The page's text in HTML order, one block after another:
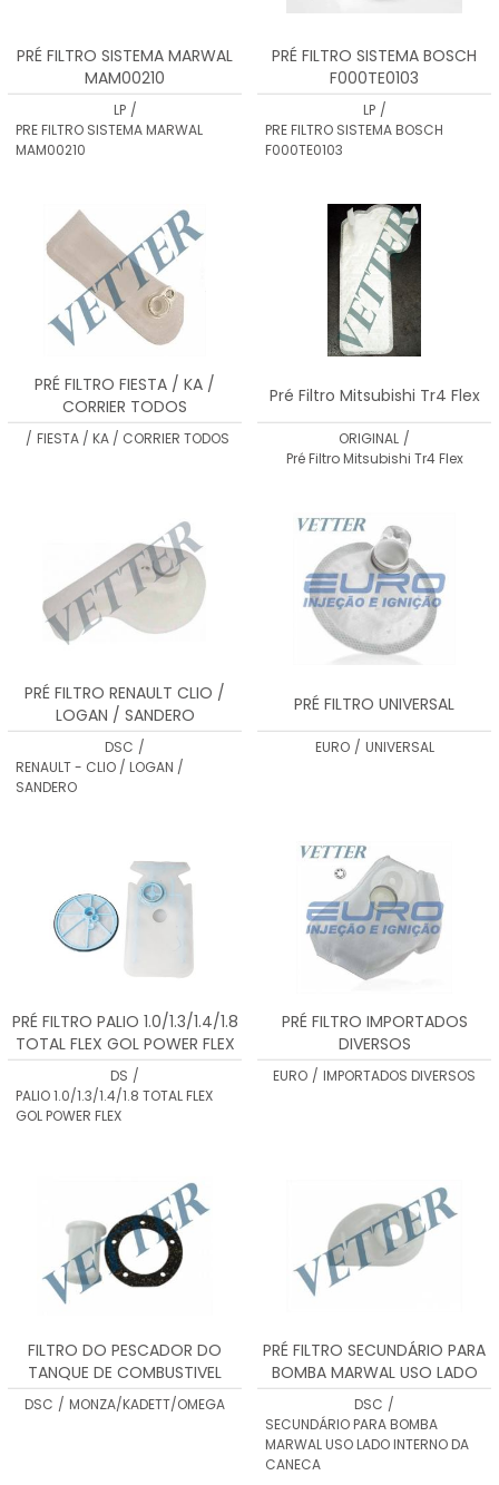
PRÉ FILTRO SISTEMA MARWAL
MAM00210
LP /
PRE FILTRO SISTEMA MARWAL
MAM00210
PRÉ FILTRO SISTEMA BOSCH
F000TE0103
LP /
PRE FILTRO SISTEMA BOSCH
F000TE0103
PRÉ FILTRO FIESTA / KA /
CORRIER TODOS
/ FIESTA / KA / CORRIER TODOS
Pré Filtro Mitsubishi Tr4 Flex
ORIGINAL /
Pré Filtro Mitsubishi Tr4 Flex
PRÉ FILTRO RENAULT CLIO /
LOGAN / SANDERO
DSC /
RENAULT - CLIO / LOGAN /
SANDERO
PRÉ FILTRO UNIVERSAL
EURO / UNIVERSAL
PRÉ FILTRO PALIO 1.0/1.3/1.4/1.8
TOTAL FLEX GOL POWER FLEX
DS /
PALIO 1.0/1.3/1.4/1.8 TOTAL FLEX
GOL POWER FLEX
PRÉ FILTRO IMPORTADOS
DIVERSOS
EURO / IMPORTADOS DIVERSOS
FILTRO DO PESCADOR DO
TANQUE DE COMBUSTIVEL
MONZA/KADETT/OMEGA
DSC / MONZA/KADETT/OMEGA
PRÉ FILTRO SECUNDÁRIO PARA
BOMBA MARWAL USO LADO
INTERNO DA CANECA
DSC /
SECUNDÁRIO PARA BOMBA
MARWAL USO LADO INTERNO DA
CANECA